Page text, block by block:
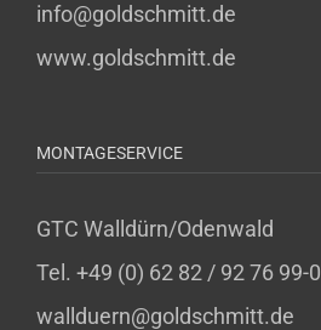
info@goldschmitt.de
www.goldschmitt.de
MONTAGESERVICE
GTC Walldürn/Odenwald
Tel. +49 (0) 62 82 / 92 76 99-0
wallduern@goldschmitt.de